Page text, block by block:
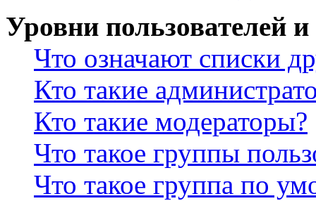
Уровни пользователей
Что означают списки
Кто такие
Кто такие модераторы?
Что такое группы
Что такое группа по